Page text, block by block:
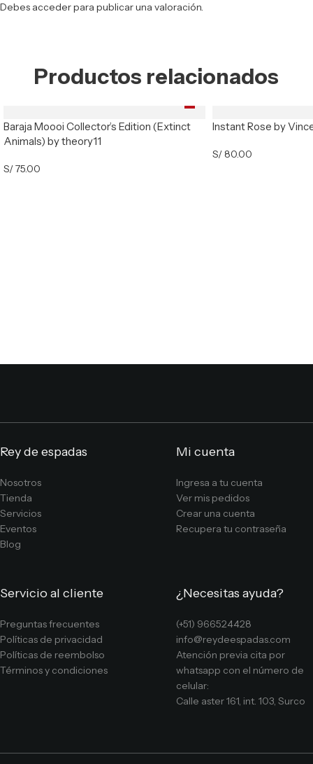
Debes accederpara publicar una valoración.
Productos relacionados
Baraja Moooi Collector’s Edition (Extinct
Animals) by theory11
S/75.00
Instant Rose by
S/80.00
Rey de espadas
Nosotros
Tienda
Servicios
Eventos
Blog
Mi cuenta
Ingresa a tu cuenta
Ver mis pedidos
Crear una cuenta
Recupera tu contraseña
Servicio al cliente
Preguntas frecuentes
Políticas de privacidad
Políticas de reembolso
Términos y condiciones
¿Necesitas ayuda?
(+51) 966524428
info@reydeespadas.com
Atención previa cita por
whatsapp con el número de
celular:
Calle aster 161, int. 103, Surco